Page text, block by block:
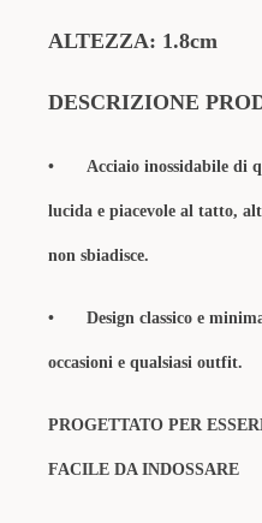
ALTEZZA: 1.8cm
DESCRIZIONE
• Acciaio inossidabile di
lucida e piacevole al tatto,
non sbiadisce.
• Design classico e
occasioni e qualsiasi outfit.
PROGETTATO PER
FACILE DA INDOSSARE